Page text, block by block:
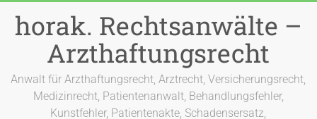
Inhalt
springen
horak. Rechtsanwälte –
Arzthaftungsrecht
Anwalt für Arzthaftungsrecht, Arztrecht, Versicherungsrecht,
Medizinrecht, Patientenanwalt, Behandlungsfehler,
Kunstfehler, Patientenakte, Schadensersatz,